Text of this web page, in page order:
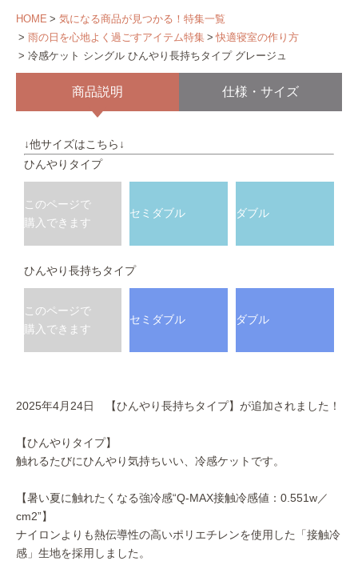
HOME
気になる商品が見つかる！特集一覧
雨の日を心地よく過ごすアイテム特集
快適寝室の作り方
冷感ケット シングル ひんやり長持ちタイプ グレージュ
商品説明 仕様・サイズ
↓他サイズはこちら↓
ひんやりタイプ
このページで
購入できます
セミダブル ダブル
ひんやり長持ちタイプ
このページで
購入できます
セミダブル ダブル
2025年4月24日 【ひんやり長持ちタイプ】が追加されました！
【ひんやりタイプ】
触れるたびにひんやり気持ちいい、冷感ケットです。
【暑い夏に触れたくなる強冷感“Q-MAX接触冷感値：0.551w／
cm2”】
ナイロンよりも熱伝導性の高いポリエチレンを使用した「接触冷
感」生地を採用しました。